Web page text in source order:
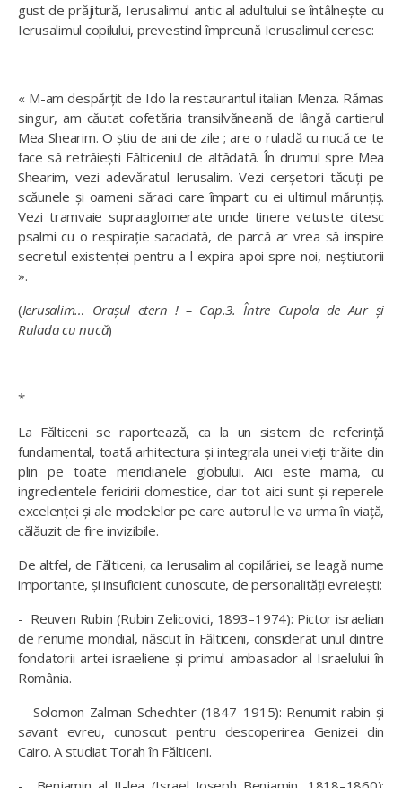
gust de prăjitură, Ierusalimul antic al adultului se întâlnește cu
Ierusalimul copilului, prevestind împreună Ierusalimul ceresc:
« M-am despărțit de Ido la restaurantul italian Menza. Rămas
singur, am căutat cofetăria transilvăneană de lângă cartierul
Mea Shearim. O știu de ani de zile ; are o ruladă cu nucă ce te
face să retrăiești Fălticeniul de altădată. În drumul spre Mea
Shearim, vezi adevăratul Ierusalim. Vezi cerșetori tăcuți pe
scăunele și oameni săraci care împart cu ei ultimul mărunțiș.
Vezi tramvaie supraaglomerate unde tinere vetuste citesc
psalmi cu o respirație sacadată, de parcă ar vrea să inspire
secretul existenței pentru a-l expira apoi spre noi, neștiutorii
».
(Ierusalim… Orașul etern ! – Cap.3. Între Cupola de Aur și
Rulada cu nucă)
*
La Fălticeni se raportează, ca la un sistem de referință
fundamental, toată arhitectura și integrala unei vieți trăite din
plin pe toate meridianele globului. Aici este mama, cu
ingredientele fericirii domestice, dar tot aici sunt și reperele
excelenței și ale modelelor pe care autorul le va urma în viață,
călăuzit de fire invizibile.
De altfel, de Fălticeni, ca Ierusalim al copilăriei, se leagă nume
importante, și insuficient cunoscute, de personalități evreiești:
- Reuven Rubin (Rubin Zelicovici, 1893–1974): Pictor israelian
de renume mondial, născut în Fălticeni, considerat unul dintre
fondatorii artei israeliene și primul ambasador al Israelului în
România.
- Solomon Zalman Schechter (1847–1915): Renumit rabin și
savant evreu, cunoscut pentru descoperirea Genizei din
Cairo. A studiat Torah în Fălticeni.